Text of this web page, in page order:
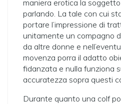
maniera erotica la
parlando. La tale con cui
portare l’impressione di
unitamente un compagno
da altre donne e
movenza porra il adatto
fidanzata e nulla funziona
accuratezza sopra questi
Durante quanto una colf